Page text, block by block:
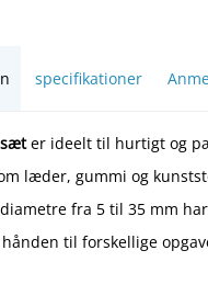
specifikationer
er ideelt til hurtigt og
læder, gummi og
fra 5 til 35 mm
til forskellige